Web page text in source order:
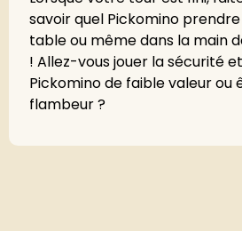
savoir quel Pickomino
table ou même dans la main
! Allez-vous jouer la sécurité
Pickomino de faible valeur ou
flambeur ?